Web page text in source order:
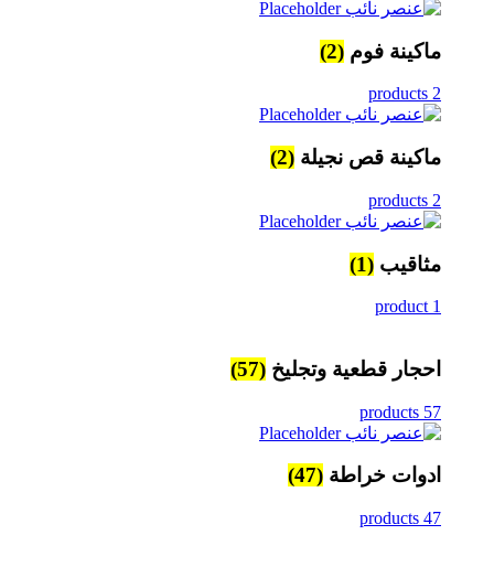
ماكينة فوم (2)
2 products
ماكينة قص نجيلة (2)
2 products
مثاقيب (1)
1 product
احجار قطعية وتجليخ (57)
57 products
ادوات خراطة (47)
47 products